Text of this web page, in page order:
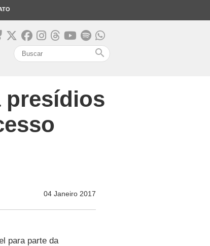
search
presídios
04 Janeiro 2017
para parte da